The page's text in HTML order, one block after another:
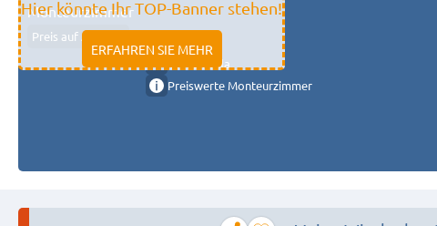
Hier könnte Ihr TOP-Banner stehen!
ERFAHREN SIE MEHR
Monteurzimmer
Preis auf Anfrage
11333 fulda
Preiswerte Monteurzimmer